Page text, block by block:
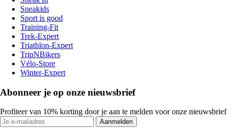
Sneakids
Sport is good
Training-Fit
Trek-Expert
Triathlon-Expert
TripNBikers
Vélo-Store
Winter-Expert
Abonneer je op onze nieuwsbrief
Profiteer van 10% korting door je aan te melden voor onze nieuwsbrief
Aanmelden